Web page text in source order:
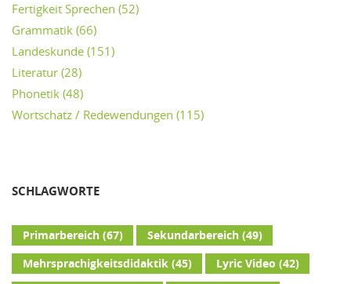
Fertigkeit Sprechen (52)
Grammatik (66)
Landeskunde (151)
Literatur (28)
Phonetik (48)
Wortschatz / Redewendungen (115)
SCHLAGWORTE
Primarbereich(67) Sekundarbereich(49)
Mehrsprachigkeitsdidaktik(45) Lyric Video (42)